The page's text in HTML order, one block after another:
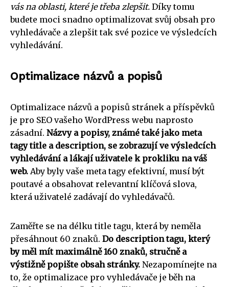
vás na oblasti, které je třeba zlepšit. Díky tomu
budete moci snadno optimalizovat svůj obsah pro
vyhledávače a zlepšit tak své pozice ve výsledcích
vyhledávání.
Optimalizace názvů a popisů
Optimalizace názvů a popisů stránek a příspěvků
je pro SEO vašeho WordPress webu naprosto
zásadní. Názvy a popisy, známé také jako meta
tagy title a description, se zobrazují ve výsledcích
vyhledávání a lákají uživatele k prokliku na váš
web. Aby byly vaše meta tagy efektivní, musí být
poutavé a obsahovat relevantní klíčová slova,
která uživatelé zadávají do vyhledávačů.
Zaměřte se na délku title tagu, která by neměla
přesáhnout 60 znaků. Do description tagu, který
by měl mít maximálně 160 znaků, stručně a
výstižně popište obsah stránky. Nezapomínejte na
to, že optimalizace pro vyhledávače je běh na